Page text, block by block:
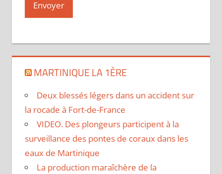
MARTINIQUE LA 1ÈRE
Deux blessés légers dans un accident sur
la rocade à Fort-de-France
VIDEO. Des plongeurs participent à la
surveillance des pontes de coraux dans les
eaux de Martinique
La production maraîchère de la